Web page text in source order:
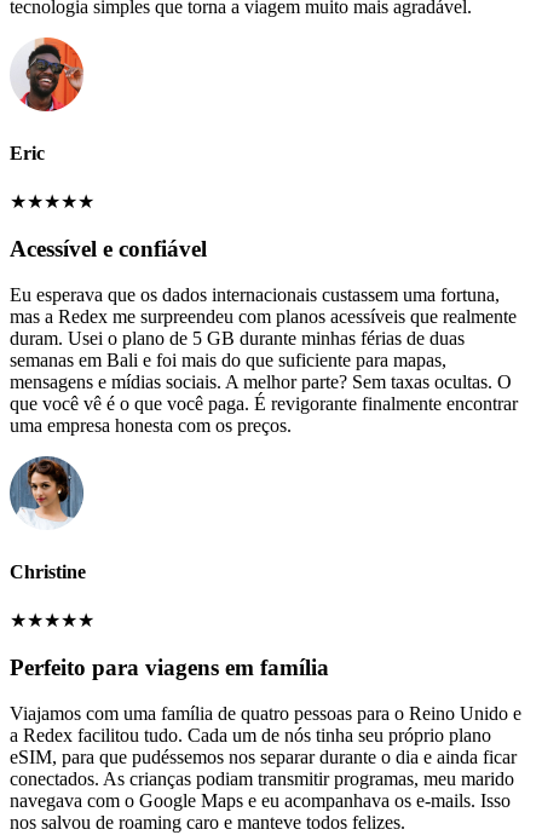
tecnologia simples que torna a viagem muito mais agradável.
Eric
★★★★★
Acessível e confiável
Eu esperava que os dados internacionais custassem uma fortuna,
mas a Redex me surpreendeu com planos acessíveis que realmente
duram. Usei o plano de 5 GB durante minhas férias de duas
semanas em Bali e foi mais do que suficiente para mapas,
mensagens e mídias sociais. A melhor parte? Sem taxas ocultas. O
que você vê é o que você paga. É revigorante finalmente encontrar
uma empresa honesta com os preços.
Christine
★★★★★
Perfeito para viagens em família
Viajamos com uma família de quatro pessoas para o Reino Unido e
a Redex facilitou tudo. Cada um de nós tinha seu próprio plano
eSIM, para que pudéssemos nos separar durante o dia e ainda ficar
conectados. As crianças podiam transmitir programas, meu marido
navegava com o Google Maps e eu acompanhava os e-mails. Isso
nos salvou de roaming caro e manteve todos felizes.